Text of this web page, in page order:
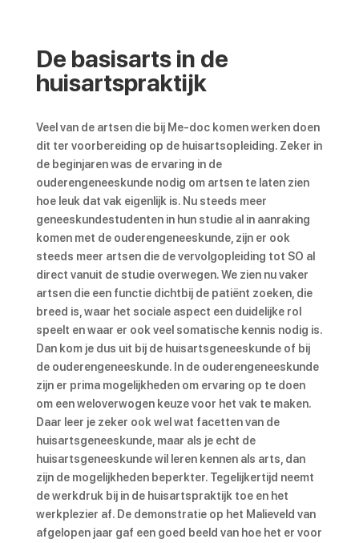
De basisarts in de
huisartspraktijk
Veel van de artsen die bij Me-doc komen werken doen
dit ter voorbereiding op de huisartsopleiding. Zeker in
de beginjaren was de ervaring in de
ouderengeneeskunde nodig om artsen te laten zien
hoe leuk dat vak eigenlijk is. Nu steeds meer
geneeskundestudenten in hun studie al in aanraking
komen met de ouderengeneeskunde, zijn er ook
steeds meer artsen die de vervolgopleiding tot SO al
direct vanuit de studie overwegen. We zien nu vaker
artsen die een functie dichtbij de patiënt zoeken, die
breed is, waar het sociale aspect een duidelijke rol
speelt en waar er ook veel somatische kennis nodig is.
Dan kom je dus uit bij de huisartsgeneeskunde of bij
de ouderengeneeskunde. In de ouderengeneeskunde
zijn er prima mogelijkheden om ervaring op te doen
om een weloverwogen keuze voor het vak te maken.
Daar leer je zeker ook wel wat facetten van de
huisartsgeneeskunde, maar als je echt de
huisartsgeneeskunde wil leren kennen als arts, dan
zijn de mogelijkheden beperkter. Tegelijkertijd neemt
de werkdruk bij in de huisartspraktijk toe en het
werkplezier af. De demonstratie op het Malieveld van
afgelopen jaar gaf een goed beeld van hoe het er voor